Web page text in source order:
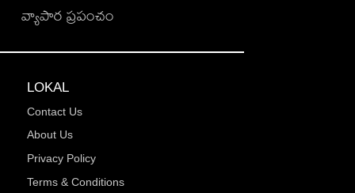
వ్యాపార ప్రపంచం
LOKAL
Contact Us
About Us
Privacy Policy
Terms & Conditions